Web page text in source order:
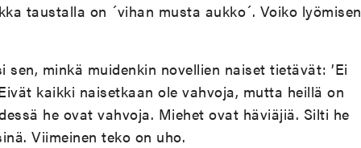
taustalla on ´vihan musta aukko´. Voiko lyömisen
sen, minkä muidenkin novellien naiset tietävät: ’Ei
kaikki naisetkaan ole vahvoja, mutta heillä on
he ovat vahvoja. Miehet ovat häviäjiä. Silti he
Viimeinen teko on uho.